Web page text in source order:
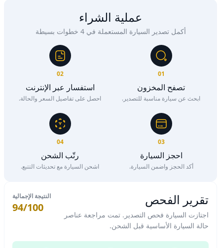
عملية الشراء
أكمل تصدير السيارة المستعملة في 4 خطوات بسيطة
01
تصفح المخزون
ابحث عن سيارة مناسبة للتصدير.
02
استفسار عبر الإنترنت
احصل على تفاصيل السعر والحالة.
03
احجز السيارة
أكد الحجز واضمن السيارة.
04
رتّب الشحن
اشحن السيارة مع تحديثات التتبع.
تقرير الفحص
اجتازت السيارة فحص التصدير. تمت مراجعة عناصر
حالة السيارة الأساسية قبل الشحن.
النتيجة الإجمالية
94/100